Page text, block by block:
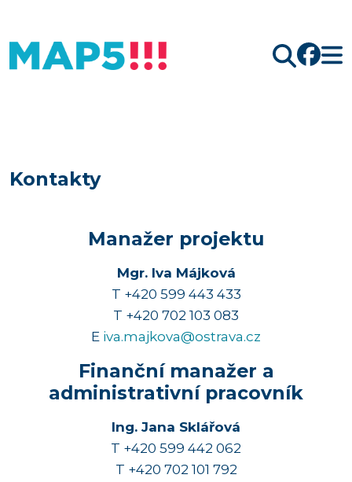
Kontakty
Manažer projektu
Mgr. Iva Májková
T +420 599 443 433
T +420 702 103 083
E iva.majkova@ostrava.cz
Finanční manažer a
administrativní pracovník
Ing. Jana Sklářová
T +420 599 442 062
T +420 702 101 792